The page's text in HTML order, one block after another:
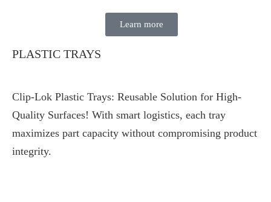
PLASTIC TRAYS
Clip-Lok Plastic Trays: Reusable Solution for High-
Quality Surfaces! With smart logistics, each tray
maximizes part capacity without compromising product
integrity.
Learn more